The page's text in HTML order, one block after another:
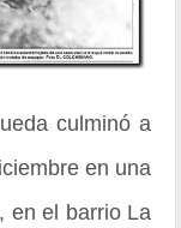
culminó a
en una
en el barrio La